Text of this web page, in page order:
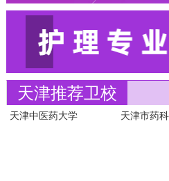
天津推荐卫校
天津中医药大学 天津市药